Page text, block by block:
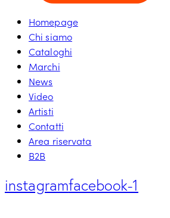
Homepage
Chi siamo
Cataloghi
Marchi
News
Video
Artisti
Contatti
Area riservata
B2B
instagramfacebook-1